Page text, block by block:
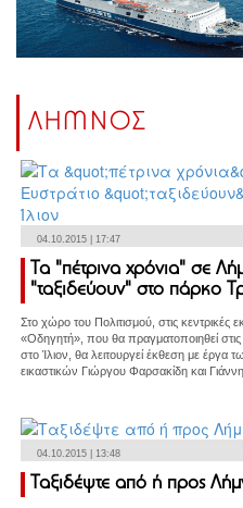
ΛΗΜΝΟΣ
04.10.2015 | 17:47
Τα "πέτρινα χρόνια" σε
"ταξιδεύουν" στο πάρκο
Στο χώρο του Πολιτισμού, στις
«Οδηγητή», που θα πραγματοποιηθεί
στο Ίλιον, θα λειτουργεί έκθεση με έργα
εικαστικών Γιώργου Φαρσακίδη και
04.10.2015 | 13:48
Ταξιδέψτε από ή προς